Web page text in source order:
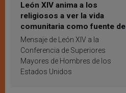
León XIV anima a los
religiosos a ver la vida
comunitaria como fuente de
inspiración y santificación
Mensaje de León XIV a la
Conferencia de Superiores
Mayores de Hombres de los
Estados Unidos